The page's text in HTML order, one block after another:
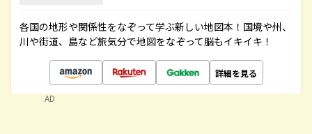
各国の地形や関係性をなぞって学ぶ新しい地図本！国境や州、
川や街道、島など旅気分で地図をなぞって脳もイキイキ！
詳細を見る
AD